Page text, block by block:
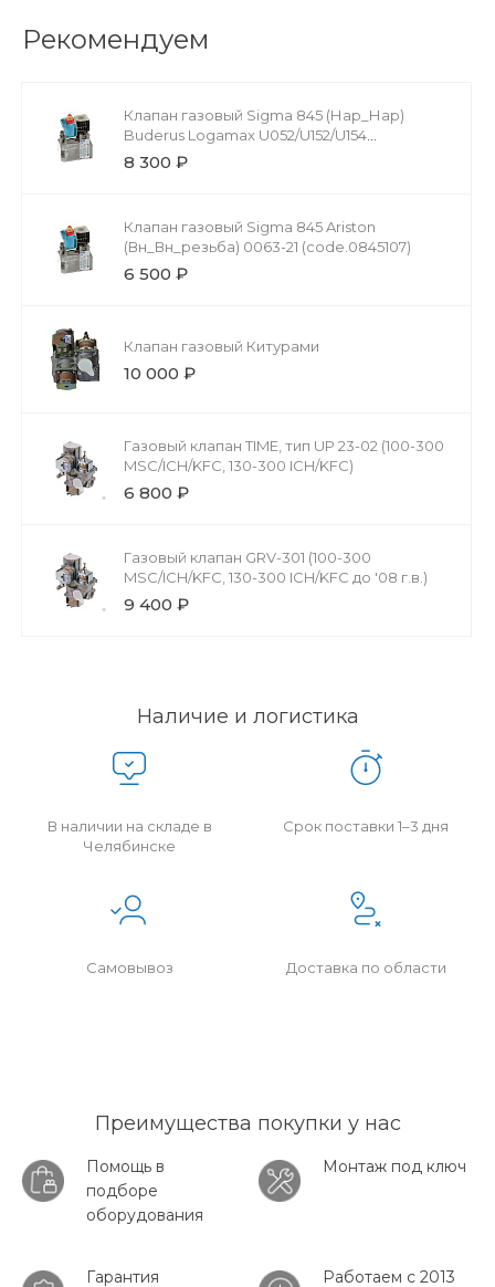
Рекомендуем
Клапан газовый Sigma 845 (Нар_Нар)
Buderus Logamax U052/U152/U154
(code.0845105) 87470037000
8 300 ₽
Клапан газовый Sigma 845 Ariston
(Вн_Вн_резьба) 0063-21 (code.0845107)
6 500 ₽
Клапан газовый Китурами
10 000 ₽
Газовый клапан TIME, тип UP 23-02 (100-300
MSC/ICH/KFC, 130-300 ICH/KFC)
6 800 ₽
Газовый клапан GRV-301 (100-300
MSC/ICH/KFC, 130-300 ICH/KFC до '08 г.в.)
9 400 ₽
Наличие и логистика
В наличии на складе в
Челябинске
Срок поставки 1–3 дня
Самовывоз Доставка по области
Преимущества покупки у нас
Помощь в
подборе
оборудования
Монтаж под ключ
Гарантия
Работаем с 2013